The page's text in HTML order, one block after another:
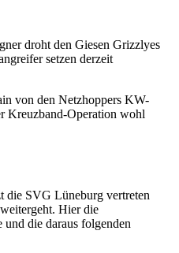
droht den Giesen Grizzlyes
setzen derzeit
von den Netzhoppers KW-
Kreuzband-Operation wohl
die SVG Lüneburg vertreten
Hier die
und die daraus folgenden